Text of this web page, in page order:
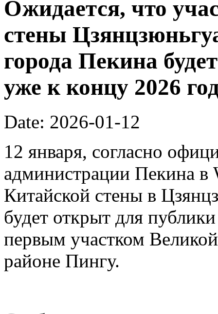
Ожидается, что
стены
города Пекина
уже к концу 2026
Date: 2026-01-12
12 января, согласно
администрации Пекина в
Китайской стены в
будет открыт для
первым участком
районе Пингу.